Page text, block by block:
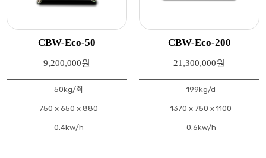
CBW-Eco-50
9,200,000원
50kg/회
750 x 650 x 880
0.4kw/h
CBW-Eco-200
21,300,000원
199kg/d
1370 x 750 x 1100
0.6kw/h